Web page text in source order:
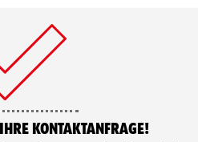
KONTAKTANFRAGE!